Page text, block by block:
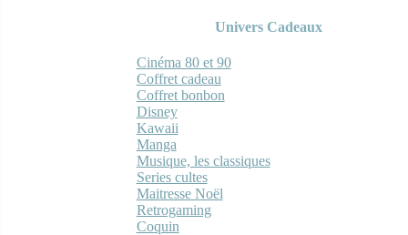
Univers Cadeaux
Cinéma 80 et 90
Coffret cadeau
Coffret bonbon
Disney
Kawaii
Manga
Musique, les classiques
Series cultes
Maitresse Noël
Retrogaming
Coquin